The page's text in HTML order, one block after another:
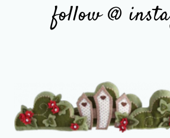
follow @